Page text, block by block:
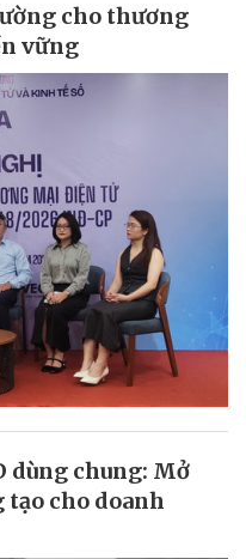
cho thương
vững
dùng chung: Mở
cho doanh